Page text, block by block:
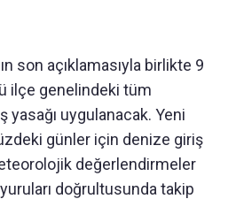
son açıklamasıyla birlikte 9
ilçe genelindeki tüm
yasağı uygulanacak. Yeni
günler için denize giriş
değerlendirmeler
doğrultusunda takip